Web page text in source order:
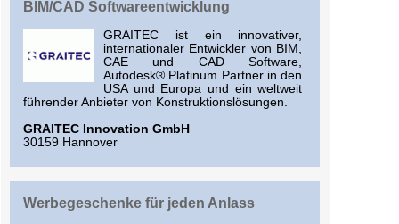
BIM/CAD Softwareentwicklung
GRAITEC ist ein innovativer,
internationaler Entwickler von BIM,
CAE und CAD Software,
Autodesk® Platinum Partner in den
USA und Europa und ein weltweit
führender Anbieter von Konstruktionslösungen.
GRAITEC Innovation GmbH
30159 Hannover
Werbegeschenke für jeden Anlass